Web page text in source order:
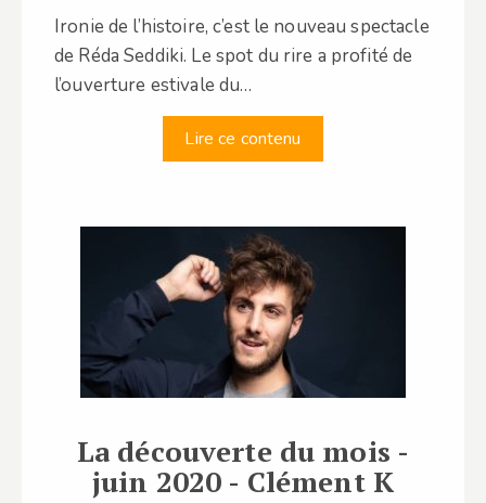
Ironie de l’histoire, c’est le nouveau spectacle
de Réda Seddiki. Le spot du rire a profité de
l’ouverture estivale du…
Lire ce contenu
La découverte du mois -
juin 2020 - Clément K